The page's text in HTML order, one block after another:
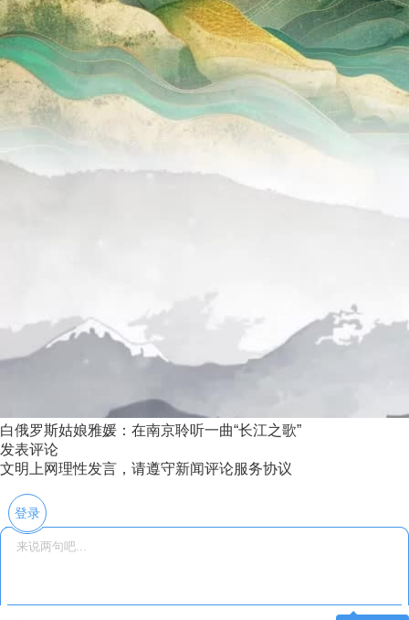
白俄罗斯姑娘雅媛：在南京聆听一曲“长江之歌”
发表评论
文明上网理性发言，请遵守新闻评论服务协议
登录